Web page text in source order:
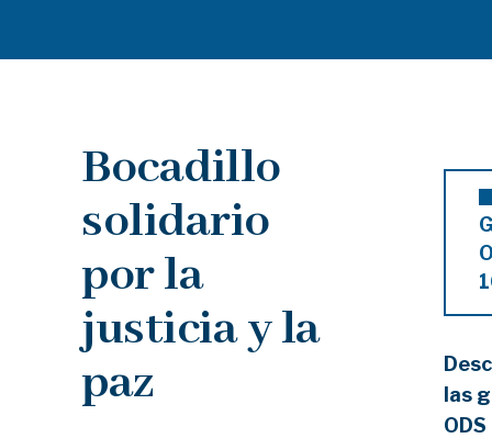
Bocadillo
solidario
por la
justicia y la
paz
las
ODS